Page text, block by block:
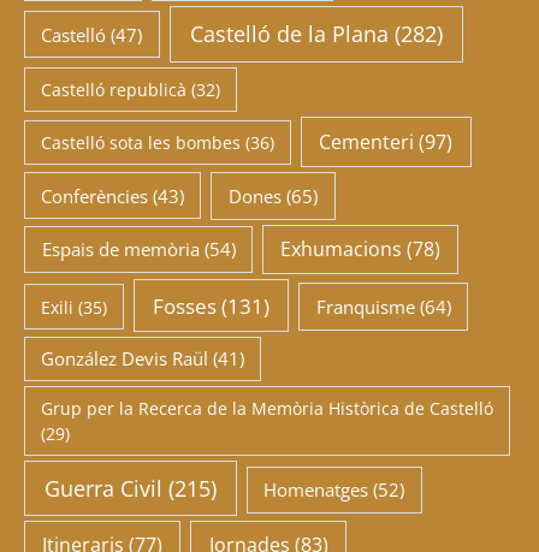
Castelló (47) Castelló de la Plana (282)
Castelló republicà (32)
Castelló sota les bombes (36) Cementeri (97)
Conferències (43) Dones(65)
Espais de memòria (54) Exhumacions (78)
Exili (35) Fosses(131) Franquisme(64)
González Devis Raül (41)
Grup per la Recerca de la Memòria Històrica de Castelló
(29)
Guerra Civil (215) Homenatges (52)
Itineraris (77) Jornades (83)